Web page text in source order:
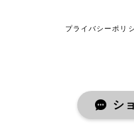
プライバシーポリ
© miieシ